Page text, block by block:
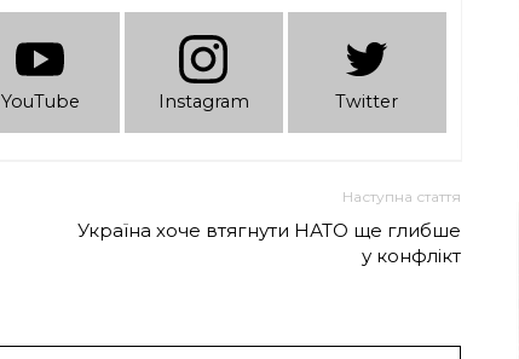
YouTube Instagram Twitter
Наступна стаття
Україна хоче втягнути НАТО ще глибше
у конфлікт